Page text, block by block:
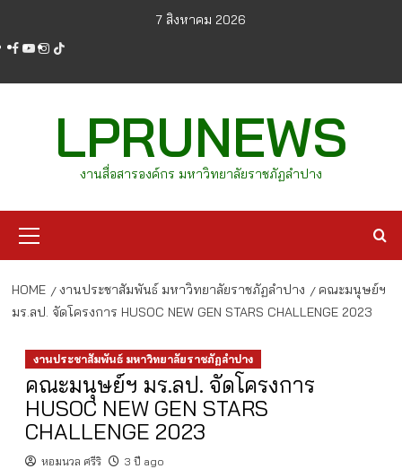
content
7 สิงหาคม 2026
facebook
youtube
instagram
tiktok
LPRUNEWS
งานสื่อสารองค์กร มหาวิทยาลัยราชภัฏลำปาง
Menu
HOME งานประชาสัมพันธ์ มหาวิทยาลัยราชภัฏลำปาง
คณะมนุษย์ฯ
มร.ลป. จัดโครงการ HUSOC NEW GEN STARS CHALLENGE 2023
งานประชาสัมพันธ์ มหาวิทยาลัยราชภัฏลำปาง
คณะมนุษย์ฯ มร.ลป. จัดโครงการ
HUSOC NEW GEN STARS
CHALLENGE 2023
หอมนวล ศรีริ 3 ปี ago